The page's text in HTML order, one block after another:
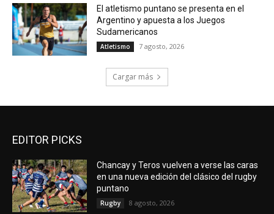
El atletismo puntano se presenta en el
Argentino y apuesta a los Juegos
Sudamericanos
Atletismo 7 agosto, 2026
Cargar más
EDITOR PICKS
Chancay y Teros vuelven a verse las caras
en una nueva edición del clásico del rugby
puntano
Rugby 8 agosto, 2026